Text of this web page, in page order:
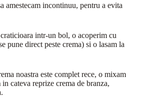
amestecam incontinuu, pentru a evita
intr-un bol, o acoperim cu
pune direct peste crema) si o lasam la
noastra este complet rece, o mixam
cateva reprize crema de branza,